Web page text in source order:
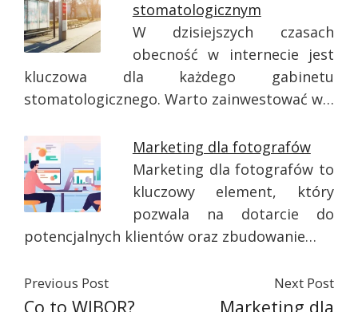
stomatologicznym
W dzisiejszych czasach
obecność w internecie jest
kluczowa dla każdego gabinetu
stomatologicznego. Warto zainwestować w…
Marketing dla fotografów
Marketing dla fotografów to
kluczowy element, który
pozwala na dotarcie do
potencjalnych klientów oraz zbudowanie…
Previous Post
Co to WIBOR?
Next Post
Marketing dla